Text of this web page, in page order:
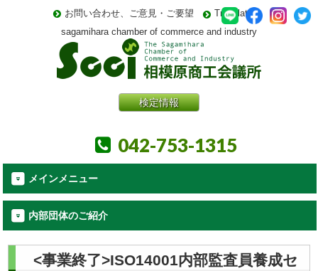
sagamihara chamber of commerce and industry
お問い合わせ、ご意見・ご要望 Translate
検定情報
042-753-1315
メインメニュー
内部団体のご紹介
<事業終了>ISO14001内部監査員養成セ